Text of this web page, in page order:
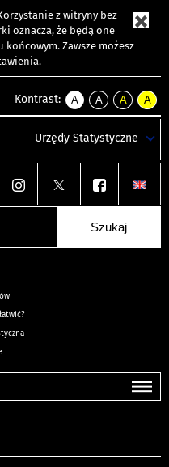
z witryny bez
oznacza, że będą one
Zawsze możesz
Kontrast:
A
kontrast
A
kontrast
tekst
czarnym
A
kontrast
tekst
czarnym
A
tekst
żółtym
Urzędy Statystyczne